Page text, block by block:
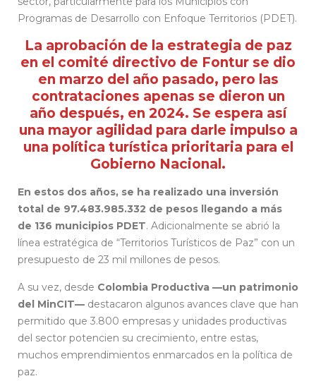
Programas de Desarrollo con Enfoque Territorios (PDET).
La aprobación de la estrategia de paz
en el comité directivo de Fontur se dio
en marzo del año pasado, pero las
contrataciones apenas se dieron un
año después, en 2024. Se espera así
una mayor agilidad para darle impulso a
una política turística prioritaria para el
Gobierno Nacional.
En estos dos años, se ha realizado una inversión
total de 97.483.985.332 de pesos llegando a más
de 136 municipios PDET. Adicionalmente se abrió la
línea estratégica de “Territorios Turísticos de Paz” con un
presupuesto de 23 mil millones de pesos.
A su vez, desde Colombia Productiva —un patrimonio
del MinCIT— destacaron algunos avances clave que han
permitido que 3.800 empresas y unidades productivas
del sector potencien su crecimiento, entre estas,
muchos emprendimientos enmarcados en la política de
paz.